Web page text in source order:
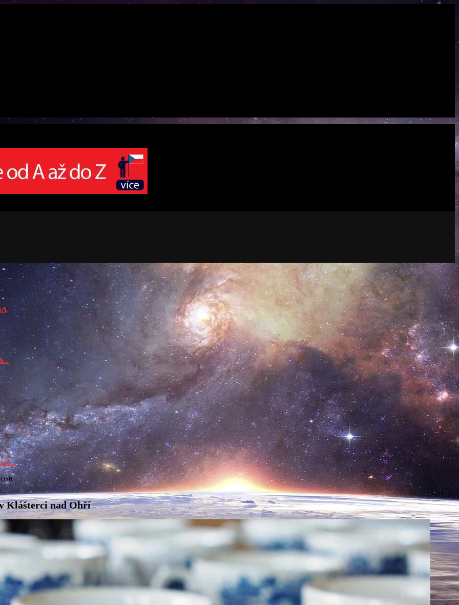
o...
Klášterci nad Ohří